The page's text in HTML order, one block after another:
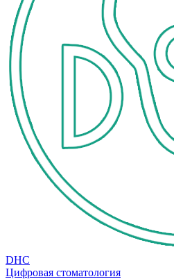
DHC
Цифровая стоматология